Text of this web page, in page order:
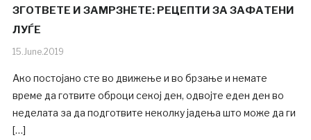
ЗГОТВЕТЕ И ЗАМРЗНЕТЕ: РЕЦЕПТИ ЗА ЗАФАТЕНИ
ЛУЃЕ
15.June.2019
Ако постојано сте во движење и во брзање и немате
време да готвите оброци секој ден, одвојте еден ден во
неделата за да подготвите неколку јадења што може да ги
[…]